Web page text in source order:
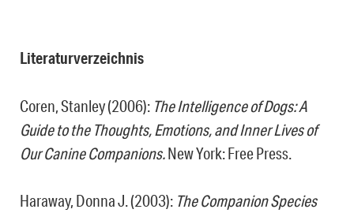
Literaturverzeichnis
Coren, Stanley (2006): The Intelligence of Dogs: A
Guide to the Thoughts, Emotions, and Inner Lives of
Our Canine Companions.New York: Free Press.
Haraway, Donna J. (2003): The Companion Species